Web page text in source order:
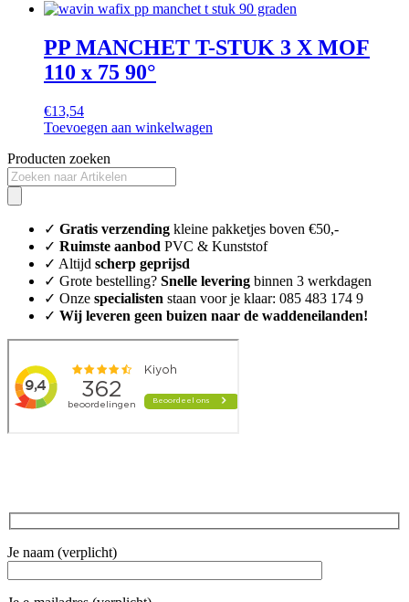
PP MANCHET T-STUK 3 X MOF
110 x 75 90°
€13,54
Toevoegen aan winkelwagen
Producten zoeken
✓ Gratis verzending kleine pakketjes boven €50,-
✓ Ruimste aanbod PVC & Kunststof
✓ Altijd scherp geprijsd
✓ Grote bestelling? Snelle levering binnen 3 werkdagen
✓ Onze specialisten staan voor je klaar: 085 483 174 9
✓ Wij leveren geen buizen naar de waddeneilanden!
Je naam (verplicht)